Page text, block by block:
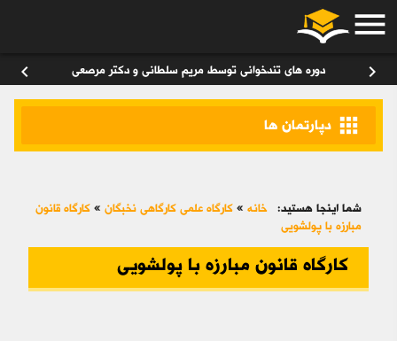
menu
chevron_right دوره های تندخوانی توسط مریم سلطانی و دکتر مرصعی chevron_left
apps دپارتمان ها
شما اینجا هستید: خانه » کارگاه علمی کارگاهی نخبگان » کارگاه قانون
مبارزه با پولشویی
کارگاه قانون مبارزه با پولشویی